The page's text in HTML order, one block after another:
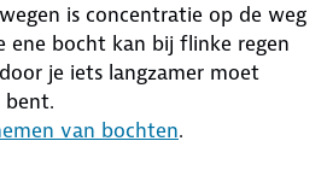
is concentratie op de weg
ene bocht kan bij flinke regen
je iets langzamer moet
bent.
van bochten.